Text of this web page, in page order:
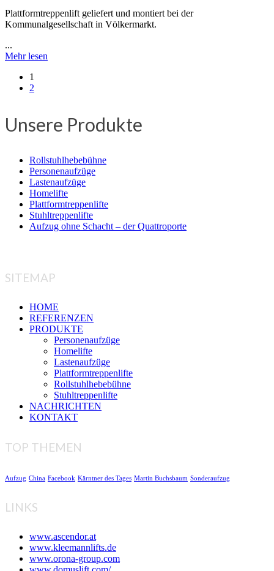
Plattformtreppenlift geliefert und montiert bei der
Kommunalgesellschaft in Völkermarkt.
...
Mehr lesen
1
2
Unsere Produkte
Rollstuhlhebebühne
Personenaufzüge
Lastenaufzüge
Homelifte
Plattformtreppenlifte
Stuhltreppenlifte
Aufzug ohne Schacht – der Quattroporte
SITEMAP
HOME
REFERENZEN
PRODUKTE
Personenaufzüge
Homelifte
Lastenaufzüge
Plattformtreppenlifte
Rollstuhlhebebühne
Stuhltreppenlifte
NACHRICHTEN
KONTAKT
TOP THEMEN
Aufzug China Facebook Kärntner des Tages Martin Buchsbaum Sonderaufzug
LINKS
www.ascendor.at
www.kleemannlifts.de
www.orona-group.com